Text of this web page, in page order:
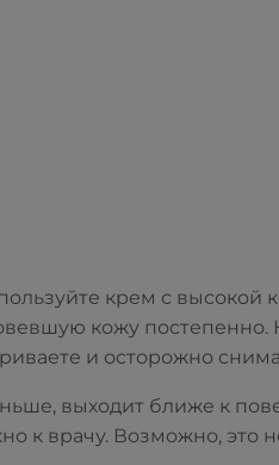
крем с
кожу постепенно.
и осторожно
выходит ближе к
к врачу. Возможно, это